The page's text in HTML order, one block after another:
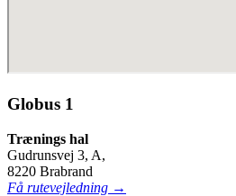
Globus 1
Trænings hal
Gudrunsvej 3, A,
8220 Brabrand
Få rutevejledning →